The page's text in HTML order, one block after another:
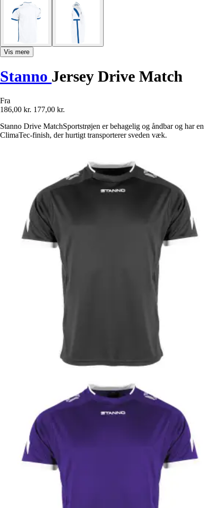
Vis mere
Stanno Jersey Drive Match
Fra
186,00 kr. 177,00 kr.
Stanno Drive MatchSportstrøjen er behagelig og åndbar og har en
ClimaTec-finish, der hurtigt transporterer sveden væk.